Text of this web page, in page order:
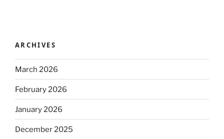
ARCHIVES
March 2026
February 2026
January 2026
December 2025